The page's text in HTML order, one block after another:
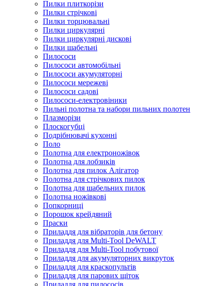
Пилки плиткорізи
Пилки стрічкові
Пилки торцювальні
Пилки циркулярні
Пилки циркулярні дискові
Пилки шабельні
Пилососи
Пилососи автомобільні
Пилососи акумуляторні
Пилососи мережеві
Пилососи садові
Пилососи-електровіники
Пильні полотна та набори пильних полотен
Плазморізи
Плоскогубці
Подрібнювачі кухонні
Поло
Полотна для електроножівок
Полотна для лобзиків
Полотна для пилок Алігатор
Полотна для стрічкових пилок
Полотна для шабельних пилок
Полотна ножівкові
Попкорниці
Порошок крейдяний
Праски
Приладдя для вібраторів для бетону
Приладдя для Multi-Tool DeWALT
Приладдя для Multi-Tool побутової
Приладдя для акумуляторних викруток
Приладдя для краскопультів
Приладдя для парових щіток
Приладдя для пилососів